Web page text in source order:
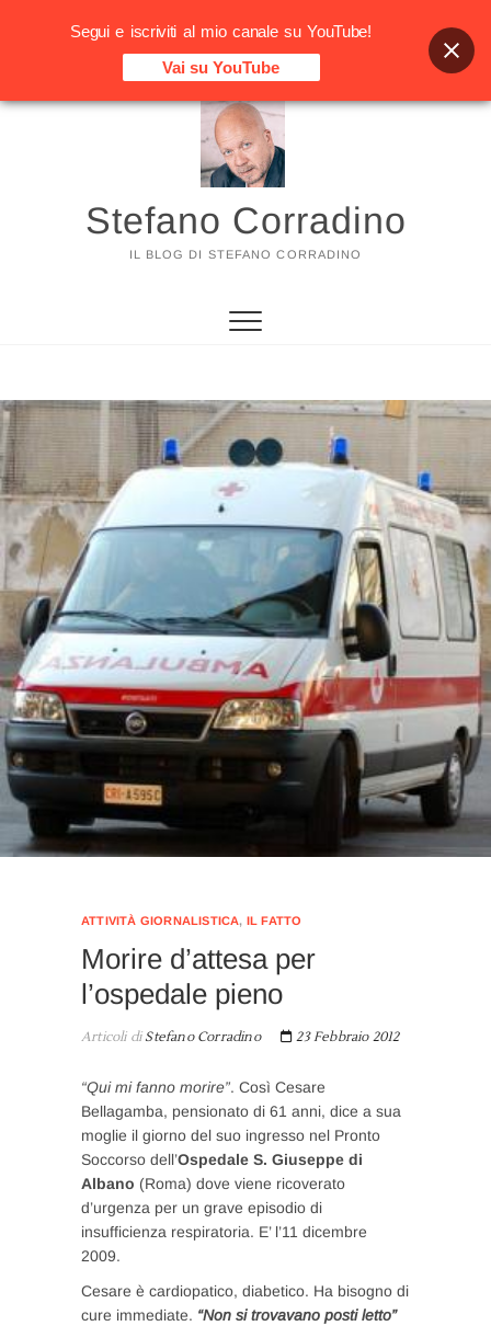
Vai
Stefano Corradino
IL BLOG DI STEFANO CORRADINO
ATTIVITÀ GIORNALISTICA, IL FATTO
Morire d’attesa per
l’ospedale pieno
Articoli diStefano Corradino 23 Febbraio 2012
“Qui mi fanno morire”. Così Cesare
Bellagamba, pensionato di 61 anni, dice a sua
moglie il giorno del suo ingresso nel Pronto
Soccorso dell’Ospedale S. Giuseppe di
Albano (Roma) dove viene ricoverato
d’urgenza per un grave episodio di
insufficienza respiratoria. E’ l’11 dicembre
2009.
Cesare è cardiopatico, diabetico. Ha bisogno di
cure immediate. “Non si trovavano posti letto”
Segui e iscriviti al mio canale su YouTube!
Vai su YouTube